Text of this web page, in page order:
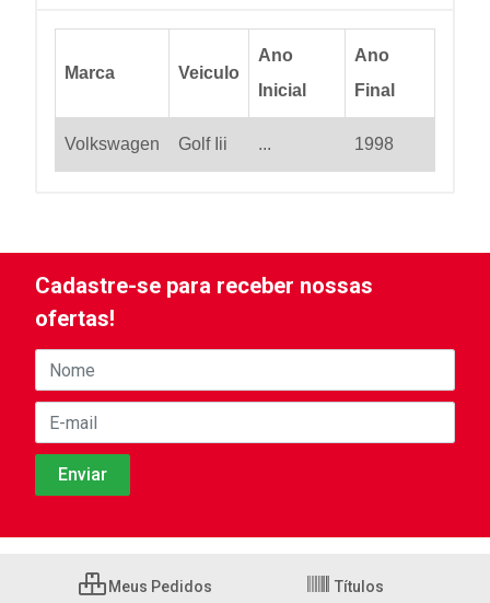
Marca Veiculo
Ano
Inicial
Ano
Final
Volkswagen Golf Iii ... 1998
Cadastre-se para receber nossas
ofertas!
Meus Pedidos Títulos